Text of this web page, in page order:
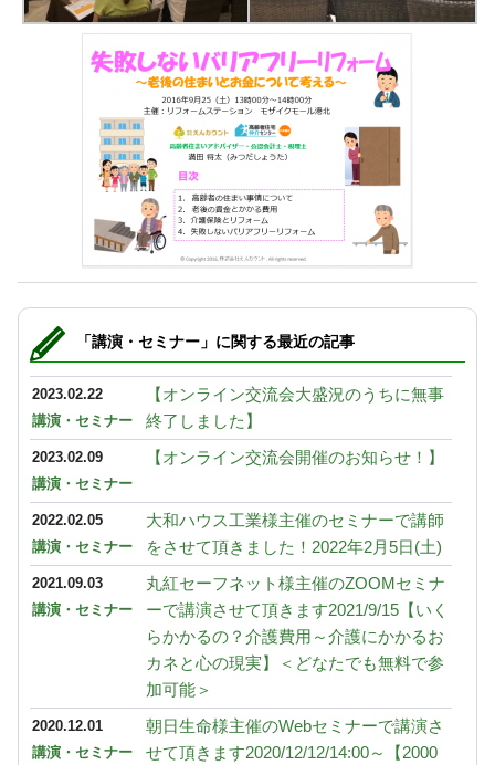
「講演・セミナー」に関する最近の記事
2023.02.22
講演・セミナー
【オンライン交流会大盛況のうちに無事
終了しました】
2023.02.09
講演・セミナー
【オンライン交流会開催のお知らせ！】
2022.02.05
講演・セミナー
大和ハウス工業様主催のセミナーで講師
をさせて頂きました！2022年2月5日(土)
2021.09.03
講演・セミナー
丸紅セーフネット様主催のZOOMセミナ
ーで講演させて頂きます2021/9/15【いく
らかかるの？介護費用～介護にかかるお
カネと心の現実】＜どなたでも無料で参
加可能＞
2020.12.01
講演・セミナー
朝日生命様主催のWebセミナーで講演さ
せて頂きます2020/12/12/14:00～【2000